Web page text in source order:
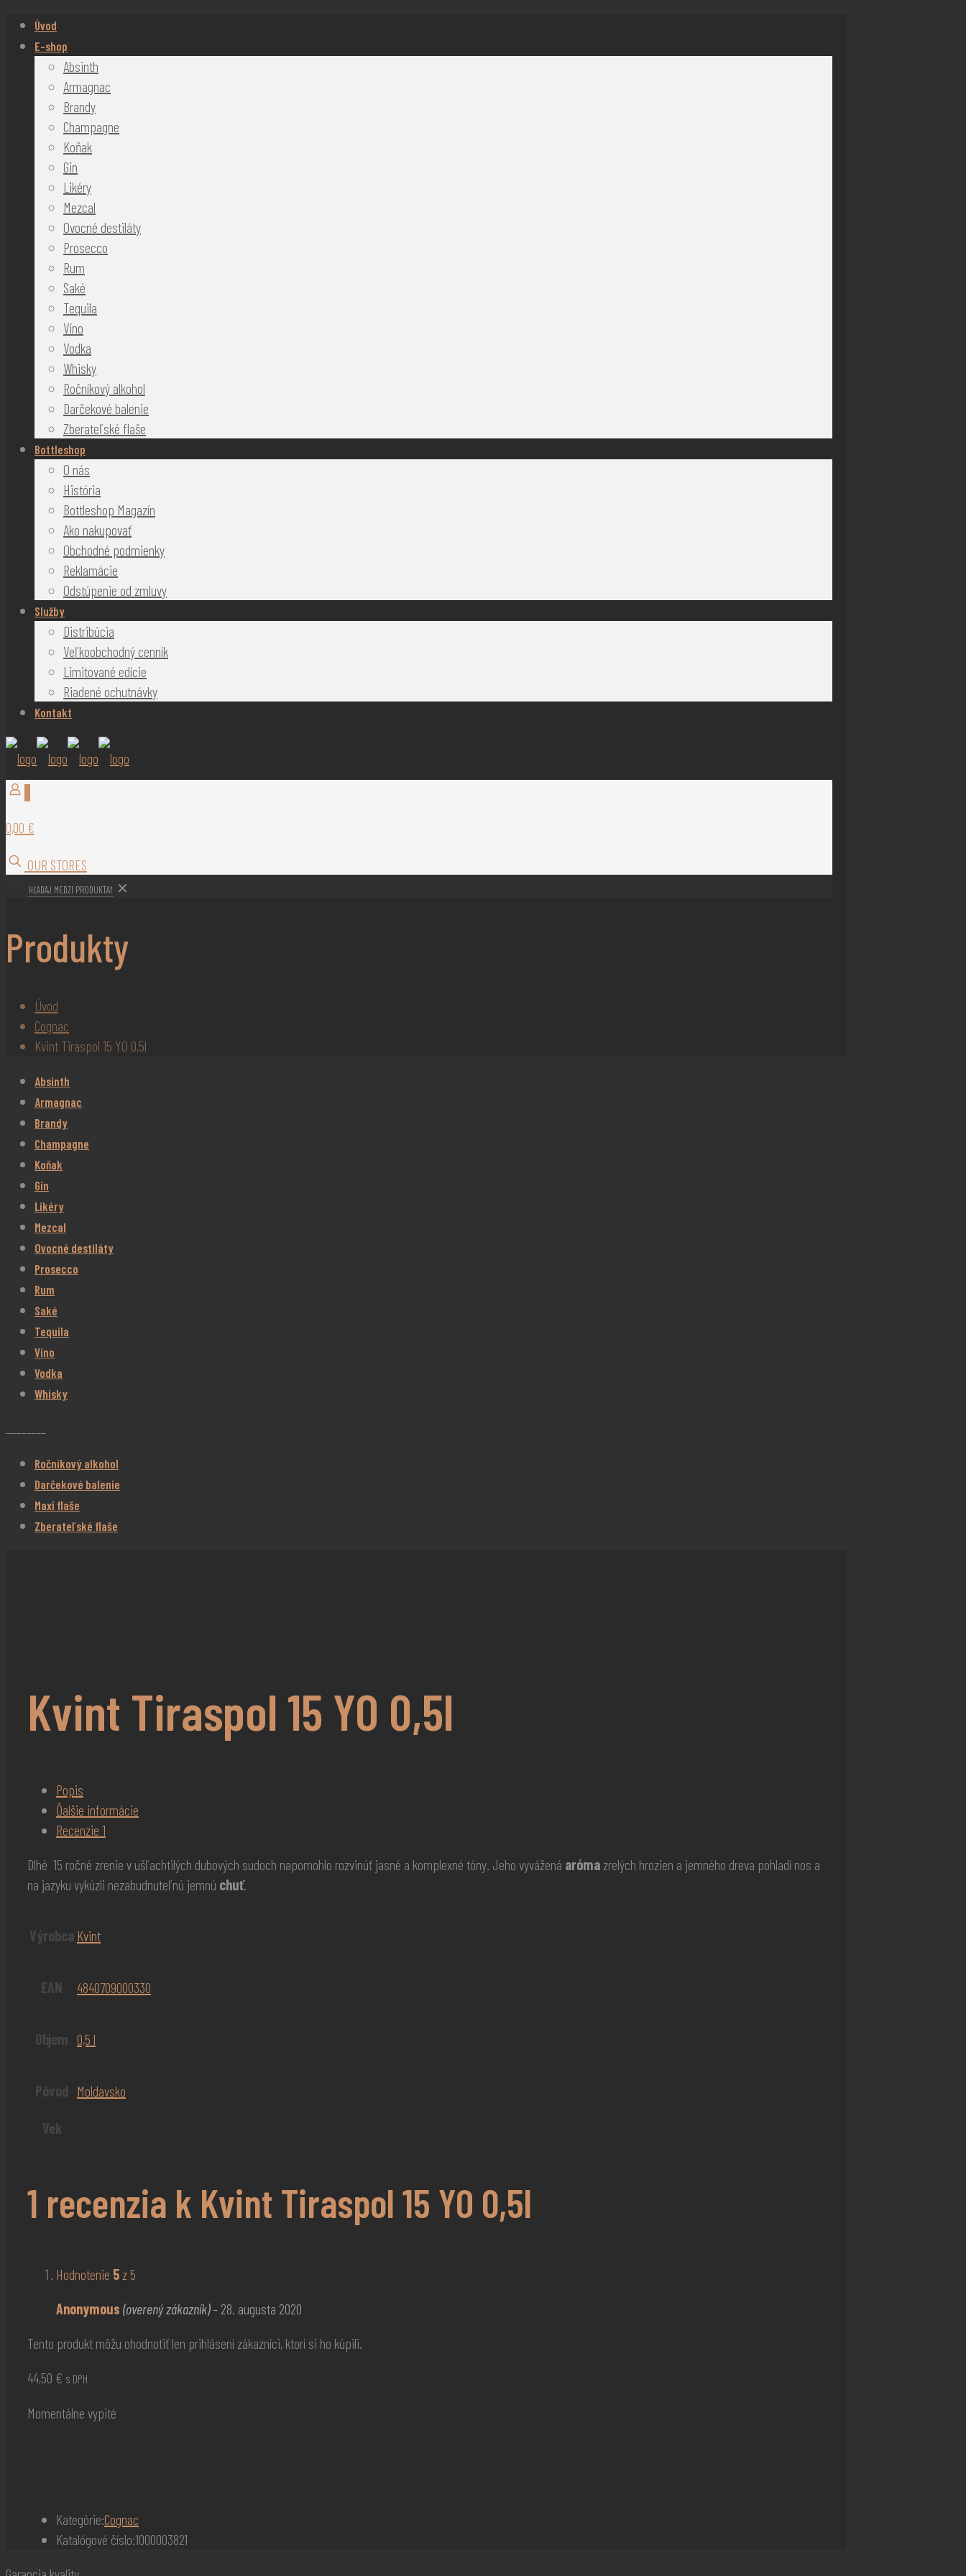
Úvod
E-shop
Absinth
Armagnac
Brandy
Champagne
Koňak
Gin
Likéry
Mezcal
Ovocné destiláty
Prosecco
Rum
Saké
Tequila
Víno
Vodka
Whisky
Ročníkový alkohol
Darčekové balenie
Zberateľské flaše
Bottleshop
O nás
História
Bottleshop Magazín
Ako nakupovať
Obchodné podmienky
Reklamácie
Odstúpenie od zmluvy
Služby
Distribúcia
Veľkoobchodný cenník
Limitované edície
Riadené ochutnávky
Kontakt
0,00 €
OUR STORES
✕
Produkty
Úvod
Cognac
Kvint Tiraspol 15 YO 0,5l
Absinth
Armagnac
Brandy
Champagne
Koňak
Gin
Likéry
Mezcal
Ovocné destiláty
Prosecco
Rum
Saké
Tequila
Víno
Vodka
Whisky
Ročníkový alkohol
Darčekové balenie
Maxi flaše
Zberateľské flaše
Kvint Tiraspol 15 YO 0,5l
Popis
Ďalšie informácie
Recenzie 1
Dlhé 15 ročné zrenie v ušľachtilých dubových sudoch napomohlo rozvinúť jasné a komplexné tóny. Jeho vyvážená aróma zrelých hrozien a jemného dreva pohladí nos a
na jazyku vykúzli nezabudnuteľnú jemnú chuť.
Výrobca Kvint
EAN 4840709000330
Objem 0,5 l
Pôvod Moldavsko
Vek
1 recenzia k Kvint Tiraspol 15 YO 0,5l
Hodnotenie 5 z 5
Anonymous (overený zákazník)– 28. augusta 2020
Tento produkt môžu ohodnotiť len prihlásení zákazníci, ktorí si ho kúpili.
44,50 € s DPH
Momentálne vypité
Kategórie:Cognac
Katalógové číslo:1000003821